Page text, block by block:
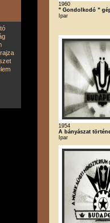
1960
" Gondolkodó "
Ipar
1954
A bányászat
Ipar